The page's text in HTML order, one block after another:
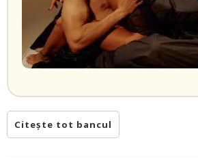
Citește tot bancul